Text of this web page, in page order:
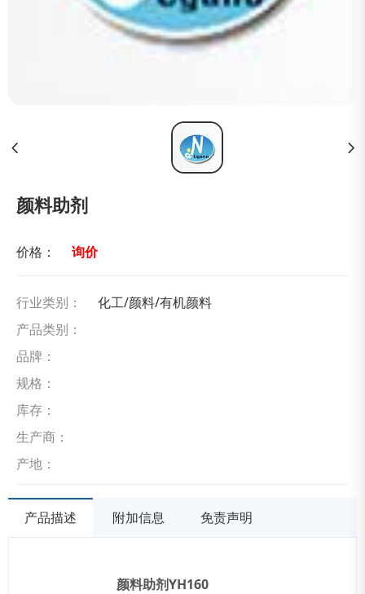
颜料助剂
价格： 询价
行业类别：
化工/颜料/有机颜料
产品类别：
品牌：
规格：
库存：
生产商：
产地：
产品描述 附加信息 免责声明
颜料助剂YH160